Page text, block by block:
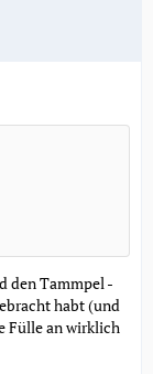
den Tammpel -
habt (und
Fülle an wirklich